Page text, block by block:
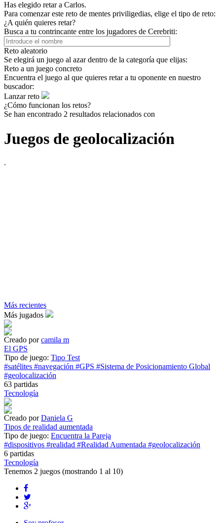
Has elegido retar a Carlos.
Para comenzar este reto de mentes priviligedias, elige el tipo de reto:
¿A quién quieres retar?
Busca a tu contrincante entre los jugadores de Cerebriti:
Reto aleatorio
Se elegirá un juego al azar dentro de la categoría que elijas:
Reto a un juego concreto
Encuentra el juego al que quieres retar a tu oponente en nuestro
buscador:
Lanzar reto
¿Cómo funcionan los retos?
Se han encontrado 2 resultados relacionados con
Juegos de geolocalización
.
Más recientes
Más jugados
Creado porcamila m
El GPS
Tipo de juego: Tipo Test
#satélites #navegación #GPS #Sistema de Posicionamiento Global
#geolocalización
63 partidas
Tecnología
Creado porDaniela G
Tipos de realidad aumentada
Tipo de juego: Encuentra la Pareja
#dispositivos #realidad #Realidad Aumentada #geolocalización
6 partidas
Tecnología
Tenemos 2 juegos (mostrando 1 al 10)